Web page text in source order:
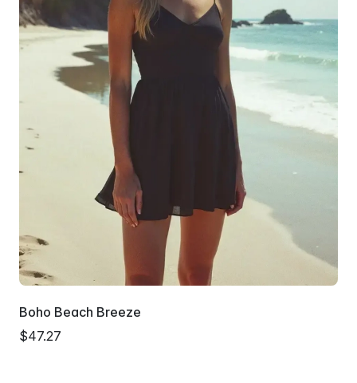
Boho Beach Breeze
$47.27